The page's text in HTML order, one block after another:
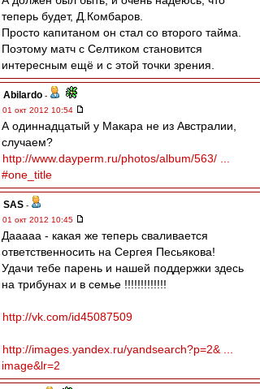
теперь будет, Д.Комбаров.
Просто капитаном он стал со второго тайма.
Поэтому матч с Селтиком становится
интересным ещё и с этой точки зрения.
Abilardo -
01 окт 2012 10:54
А одиннадцатый у Макара не из Австралии,
случаем?
http://www.dayperm.ru/photos/album/563/ ...
#one_title
SAS -
01 окт 2012 10:45
Дааааа - какая же теперь сваливается
ответственносить на Сергея Песьякова!
Удачи тебе парень и нашей поддержки здесь
на трибунах и в семье !!!!!!!!!!!!!
http://vk.com/id45087509
http://images.yandex.ru/yandsearch?p=2& ...
image&lr=2